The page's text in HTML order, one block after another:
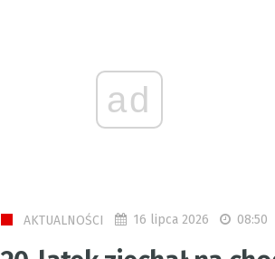
ad
AKTUALNOŚCI 16 lipca 2026 08:50